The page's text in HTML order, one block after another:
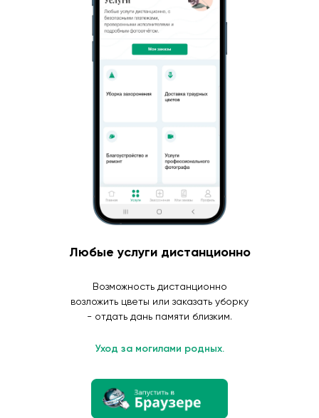
Любые услуги дистанционно
Возможность дистанционно
возложить цветы или заказать уборку
- отдать дань памяти близким.
Уход за могилами родных.